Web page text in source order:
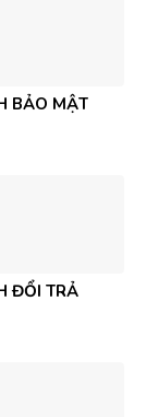
BẢO MẬT
ĐỔI TRẢ